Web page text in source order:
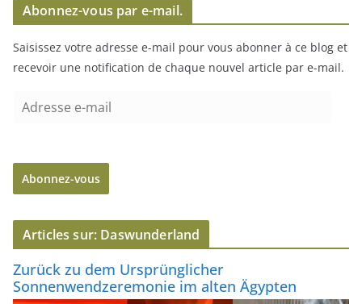
Abonnez-vous par e-mail.
Saisissez votre adresse e-mail pour vous abonner à ce blog et
recevoir une notification de chaque nouvel article par e-mail.
e
e
m
Abonnez-vous
Articles sur: Daswunderland
Zurück zu dem Ursprünglicher
Sonnenwendzeremonie im alten Ägypten